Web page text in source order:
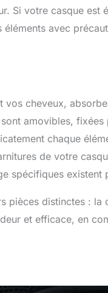
pour
et faire
pour
retire
des
passage,
plus sain
famille
lavettes
°C, au
cm et
couleurs
Si votre casque est
avec
cheveux,
amovibles,
chaque
de votre
spécifiques existent
pièces distinctes : la
et efficace, en